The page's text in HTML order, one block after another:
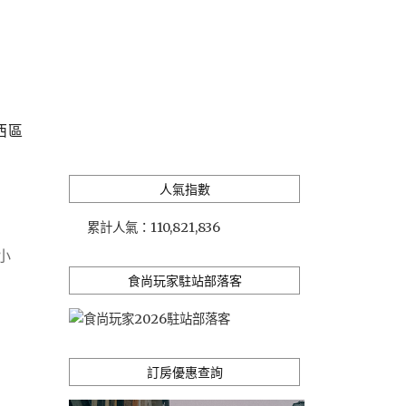
區
人氣指數
累計人氣： 110,821,836
食尚玩家駐站部落客
訂房優惠查詢